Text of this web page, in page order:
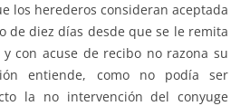
los herederos consideran aceptada
de diez días desde que se le remita
con acuse de recibo no razona su
entiende, como no podía ser
la no intervención del conyuge